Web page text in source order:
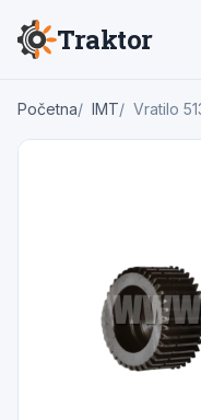
Traktor
Početna IMT Vratilo